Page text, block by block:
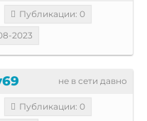
Публикации: 0
2023
не в сети давно
Публикации: 0